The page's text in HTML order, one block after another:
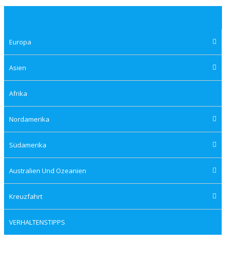
Europa
Asien
Afrika
Nordamerika
Südamerika
Australien Und Ozeanien
Kreuzfahrt
VERHALTENSTIPPS